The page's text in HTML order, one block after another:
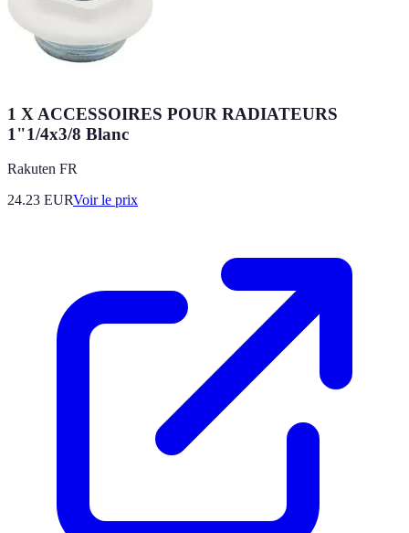
1 X ACCESSOIRES POUR RADIATEURS
1"1/4x3/8 Blanc
Rakuten FR
24.23 EURVoir le prix